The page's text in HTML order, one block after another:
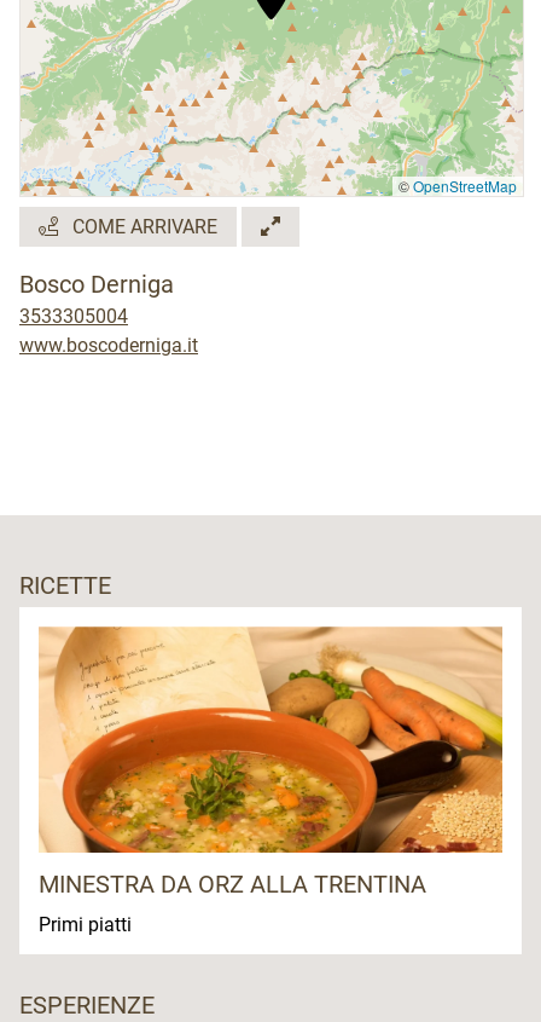
©OpenStreetMap
COME ARRIVARE
Bosco Derniga
3533305004
www.boscoderniga.it
RICETTE
MINESTRA DA ORZ ALLA TRENTINA
Primi piatti
ESPERIENZE